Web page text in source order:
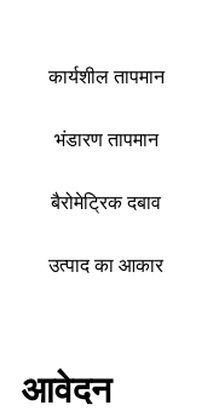
कार्यशील तापमान
भंडारण तापमान
बैरोमेट्रिक दबाव
उत्पाद का आकार
आवेदन